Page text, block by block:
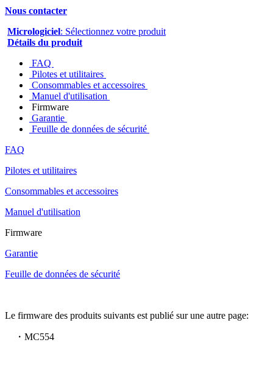
Nous contacter
Micrologiciel: Sélectionnez votre produit
Détails du produit
FAQ
Pilotes et utilitaires
Consommables et accessoires
Manuel d'utilisation
Firmware
Garantie
Feuille de données de sécurité
FAQ
Pilotes et utilitaires
Consommables et accessoires
Manuel d'utilisation
Firmware
Garantie
Feuille de données de sécurité
Le firmware des produits suivants est publié sur une autre page:
・MC554